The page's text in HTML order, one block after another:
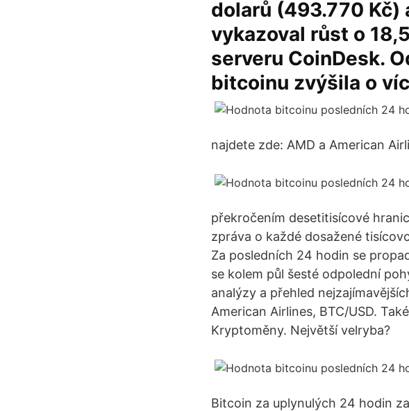
dolarů (493.770 Kč)
vykazoval růst o
serveru CoinDesk.
bitcoinu zvýšila o
najdete zde: AMD a American
překročením desetitisícové
zpráva o každé dosažené
Za posledních 24 hodin se
se kolem půl šesté odpolední
analýzy a přehled
American Airlines, BTC/USD.
Kryptoměny. Největší velryba?
Bitcoin za uplynulých 24 hodin